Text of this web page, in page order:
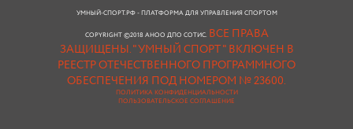
УМНЫЙ-СПОРТ.РФ - ПЛАТФОРМА ДЛЯ УПРАВЛЕНИЯ СПОРТОМ
COPYRIGHT ©2018 АНОО ДПО СОТИС. ВСЕ ПРАВА
ЗАЩИЩЕНЫ."УМНЫЙ СПОРТ " ВКЛЮЧЕН В
РЕЕСТР ОТЕЧЕСТВЕННОГО ПРОГРАММНОГО
ОБЕСПЕЧЕНИЯ ПОД НОМЕРОМ № 23600.
ПОЛИТИКА КОНФИДЕНЦИАЛЬНОСТИ
ПОЛЬЗОВАТЕЛЬСКОЕ СОГЛАШЕНИЕ